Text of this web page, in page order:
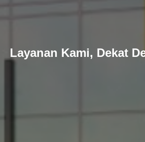
Layanan Kami, Dekat